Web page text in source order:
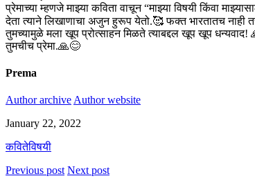
प्रेमाच्या म्हणजे माझ्या कविता वाचून “माझ्या विषयी किंवा
देता त्याने लिखाणाचा अजुन हुरूप येतो.🥰 फक्त भारतातच
तुमच्यामुळे मला खूप प्रोत्साहन मिळते त्याबद्दल खूप खूप धन्यवाद!
तुमचीच प्रेमा.🙏😊
Prema
Author archiveAuthor website
January 22, 2022
कवितेविषयी
Previous post Next post